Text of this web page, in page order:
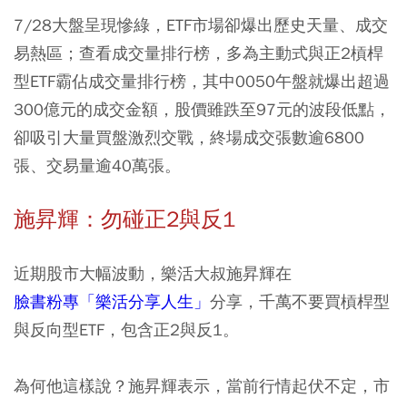
7/28大盤呈現慘綠，ETF市場卻爆出歷史天量、成交
易熱區；查看成交量排行榜，多為主動式與正2槓桿
型ETF霸佔成交量排行榜，其中0050午盤就爆出超過
300億元的成交金額，股價雖跌至97元的波段低點，
卻吸引大量買盤激烈交戰，終場成交張數逾6800
張、交易量逾40萬張。
施昇輝：勿碰正2與反1
近期股市大幅波動，樂活大叔施昇輝在
臉書粉專「樂活分享人生」 分享，千萬不要買槓桿型
與反向型ETF，包含正2與反1。
為何他這樣說？施昇輝表示，當前行情起伏不定，市